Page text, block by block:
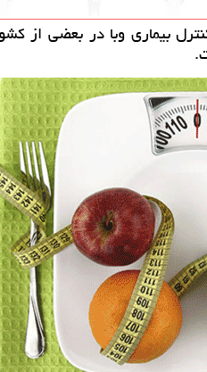
بیماری وبا در بعضی از